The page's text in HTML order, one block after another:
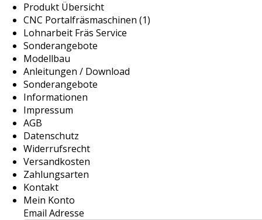
Produkt Übersicht
CNC Portalfräsmaschinen (1)
Lohnarbeit Fräs Service
Sonderangebote
Modellbau
Anleitungen / Download
Sonderangebote
Informationen
Impressum
AGB
Datenschutz
Widerrufsrecht
Versandkosten
Zahlungsarten
Kontakt
Mein Konto
Email Adresse